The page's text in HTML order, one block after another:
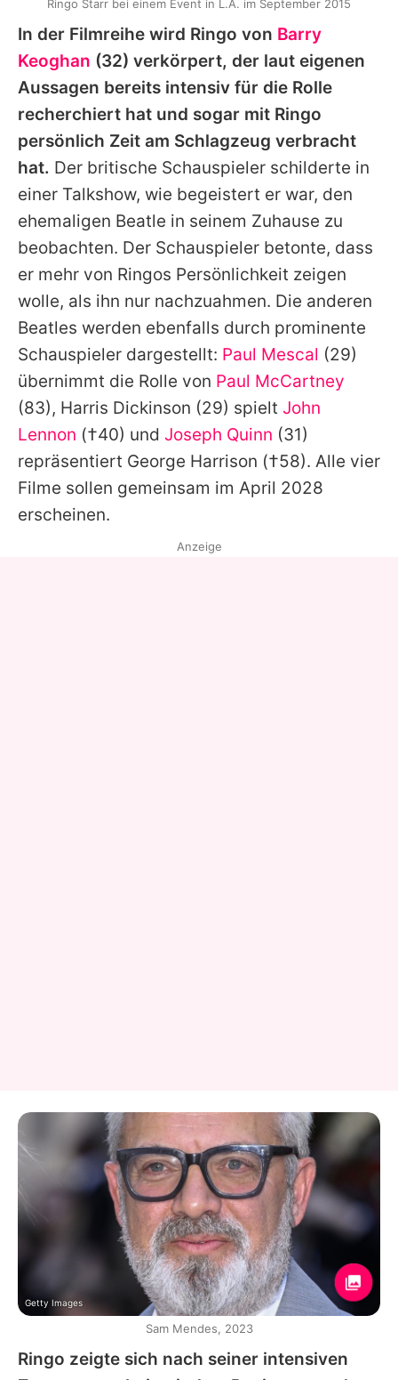
In der Filmreihe wird Ringo von Barry
Keoghan (32) verkörpert, der laut eigenen
Aussagen bereits intensiv für die Rolle
recherchiert hat und sogar mit Ringo
persönlich Zeit am Schlagzeug verbracht
hat. Der britische Schauspieler schilderte in
einer Talkshow, wie begeistert er war, den
ehemaligen Beatle in seinem Zuhause zu
beobachten. Der Schauspieler betonte, dass
er mehr von Ringos Persönlichkeit zeigen
wolle, als ihn nur nachzuahmen. Die anderen
Beatles werden ebenfalls durch prominente
Schauspieler dargestellt: Paul Mescal (29)
übernimmt die Rolle von Paul McCartney
(83), Harris Dickinson (29) spielt John
Lennon (†40) und Joseph Quinn (31)
repräsentiert George Harrison (†58). Alle vier
Filme sollen gemeinsam im April 2028
erscheinen.
Ringo zeigte sich nach seiner intensiven
Ringo Starr bei einem Event in L.A. im September 2015
Anzeige
Getty Images
Sam Mendes, 2023